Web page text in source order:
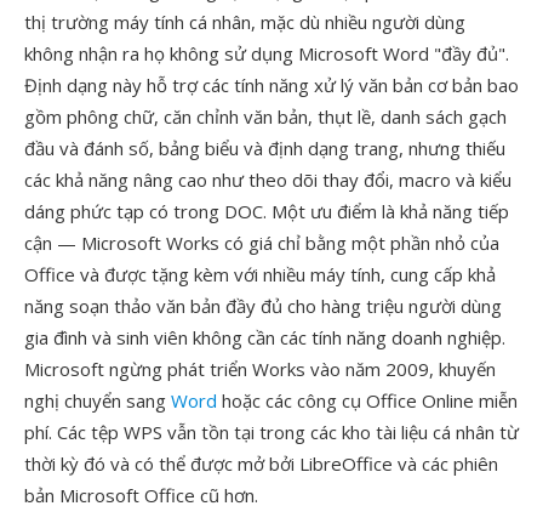
thị trường máy tính cá nhân, mặc dù nhiều người dùng
không nhận ra họ không sử dụng Microsoft Word "đầy đủ".
Định dạng này hỗ trợ các tính năng xử lý văn bản cơ bản bao
gồm phông chữ, căn chỉnh văn bản, thụt lề, danh sách gạch
đầu và đánh số, bảng biểu và định dạng trang, nhưng thiếu
các khả năng nâng cao như theo dõi thay đổi, macro và kiểu
dáng phức tạp có trong DOC. Một ưu điểm là khả năng tiếp
cận — Microsoft Works có giá chỉ bằng một phần nhỏ của
Office và được tặng kèm với nhiều máy tính, cung cấp khả
năng soạn thảo văn bản đầy đủ cho hàng triệu người dùng
gia đình và sinh viên không cần các tính năng doanh nghiệp.
Microsoft ngừng phát triển Works vào năm 2009, khuyến
nghị chuyển sang Word hoặc các công cụ Office Online miễn
phí. Các tệp WPS vẫn tồn tại trong các kho tài liệu cá nhân từ
thời kỳ đó và có thể được mở bởi LibreOffice và các phiên
bản Microsoft Office cũ hơn.